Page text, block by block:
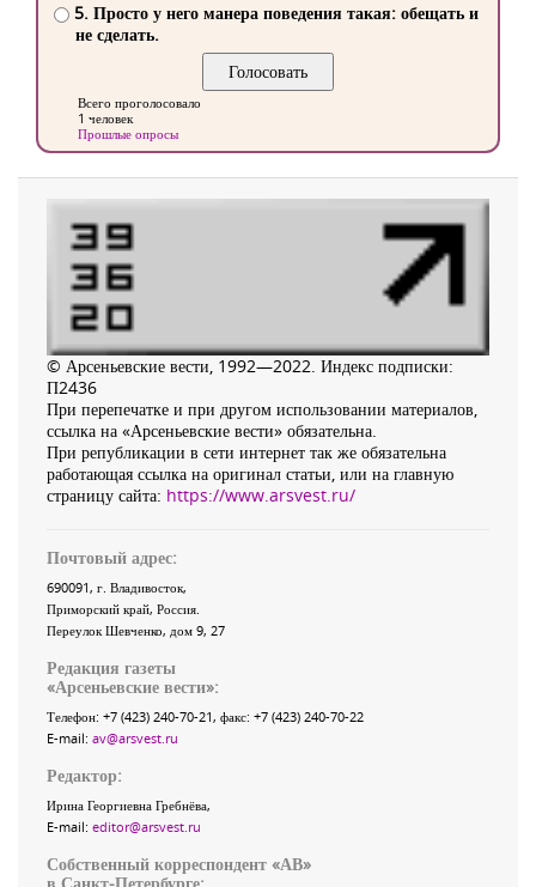
5. Просто у него манера поведения такая: обещать и
не сделать.
Всего проголосовало
1 человек
Прошлые опросы
© Арсеньевские вести, 1992—2022. Индекс подписки:
П2436
При перепечатке и при другом использовании материалов,
ссылка на «Арсеньевские вести» обязательна.
При републикации в сети интернет так же обязательна
работающая ссылка на оригинал статьи, или на главную
страницу сайта: https://www.arsvest.ru/
Почтовый адрес:
690091, г. Владивосток,
Приморский край, Россия
Переулок Шевченко, дом 9, 27
Редакция газеты
«Арсеньевские вести»:
Телефон: +7 (423) 240-70-21, факс: +7 (423) 240-70-22
E-mail: av@arsvest.ru
Редактор:
Ирина Георгиевна Гребнёва,
E-mail: editor@arsvest.ru
Собственный корреспондент «АВ»